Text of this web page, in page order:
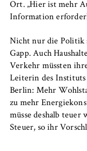
Ort. „Hier ist mehr
Information
Nicht nur die Politik
Gapp. Auch
Verkehr müssten
Leiterin des
Berlin: Mehr
zu mehr
müsse deshalb teuer
Steuer, so ihr